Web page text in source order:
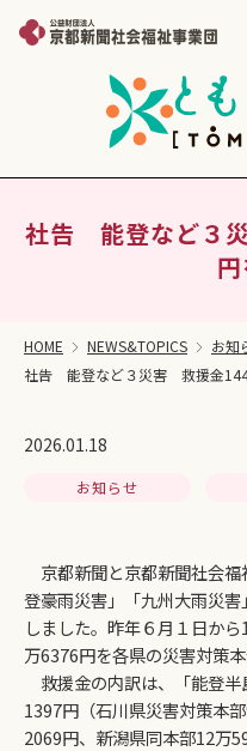
社告 能登など３
HOME NEWS&TOPICS
お知
社告 能登など３災害 救援金
2026.01.18
お知らせ
京都新聞と京都新聞社会
登豪雨災害」「九州大雨災
しました。昨年６月１日か
万6376円を各県の災害対策本
救援金の内訳は、「能登
1397円（石川県災害対策本
2069円、新潟県同本部12万